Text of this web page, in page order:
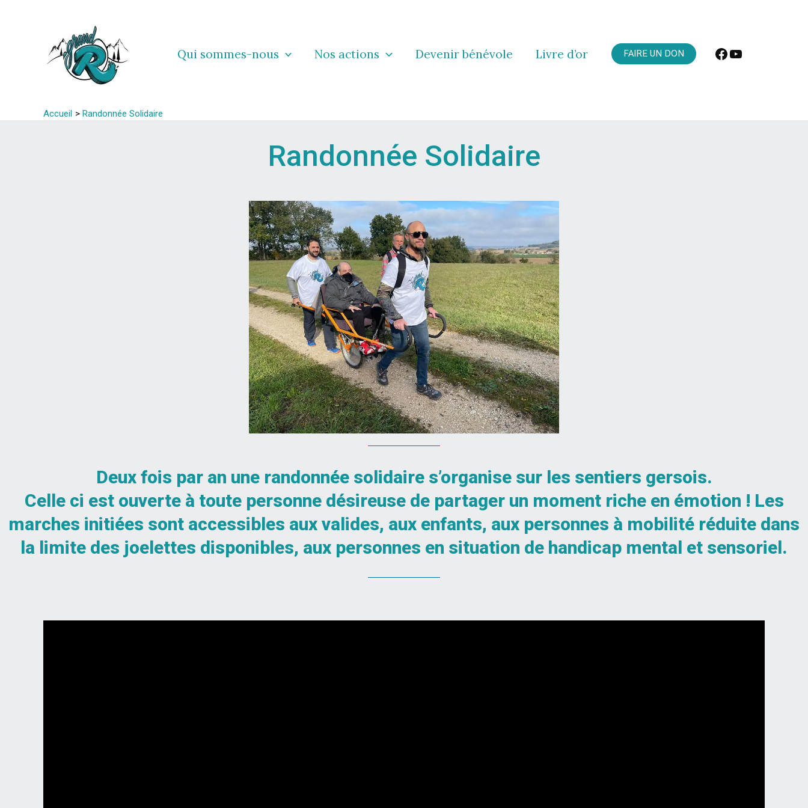
Qui sommes-nous Nos actions Devenir bénévole Livre d’or FAIRE UN DON Facebook
YouTube
Accueil Randonnée Solidaire
Randonnée Solidaire
Deux fois par an une randonnée solidaire s’organise sur les sentiers gersois.
Celle ci est ouverte à toute personne désireuse de partager un moment riche en émotion ! Les
marches initiées sont accessibles aux valides, aux enfants, aux personnes à mobilité réduite dans
la limite des joelettes disponibles, aux personnes en situation de handicap mental et sensoriel.